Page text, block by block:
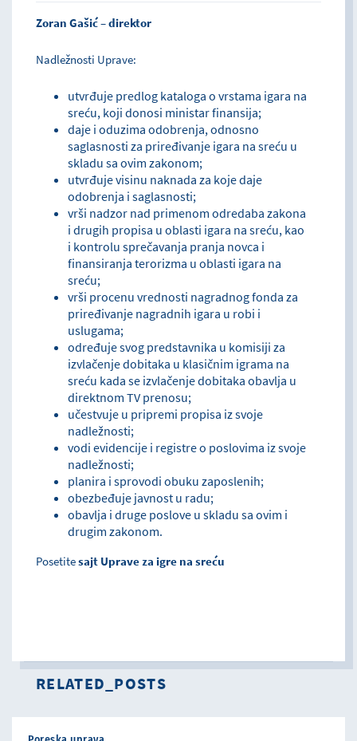
Zoran Gašić – direktor
Nadležnosti Uprave:
utvrđuje predlog kataloga o vrstama igara na
sreću, koji donosi ministar finansija;
daje i oduzima odobrenja, odnosno
saglasnosti za priređivanje igara na sreću u
skladu sa ovim zakonom;
utvrđuje visinu naknada za koje daje
odobrenja i saglasnosti;
vrši nadzor nad primenom odredaba zakona
i drugih propisa u oblasti igara na sreću, kao
i kontrolu sprečavanja pranja novca i
finansiranja terorizma u oblasti igara na
sreću;
vrši procenu vrednosti nagradnog fonda za
priređivanje nagradnih igara u robi i
uslugama;
određuje svog predstavnika u komisiji za
izvlačenje dobitaka u klasičnim igrama na
sreću kada se izvlačenje dobitaka obavlja u
direktnom TV prenosu;
učestvuje u pripremi propisa iz svoje
nadležnosti;
vodi evidencije i registre o poslovima iz svoje
nadležnosti;
planira i sprovodi obuku zaposlenih;
obezbeđuje javnost u radu;
obavlja i druge poslove u skladu sa ovim i
drugim zakonom.
Posetitesajt Uprave za igre na sreću
RELATED_POSTS